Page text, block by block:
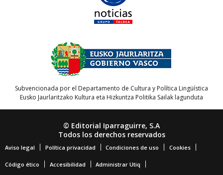
Subvencionada por el Departamento de Cultura y Política Lingüística
Eusko Jaurlaritzako Kultura eta Hizkuntza Politika Sailak lagunduta
© Editorial Iparraguirre, S.A
Todos los derechos reservados
Aviso legal Política privacidad Condiciones de uso Cookies
Código ético Accesibilidad Administrar Utiq